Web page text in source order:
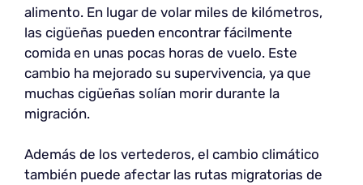
alimento. En lugar de volar miles de kilómetros,
las cigüeñas pueden encontrar fácilmente
comida en unas pocas horas de vuelo. Este
cambio ha mejorado su supervivencia, ya que
muchas cigüeñas solían morir durante la
migración.
Además de los vertederos, el cambio climático
también puede afectar las rutas migratorias de